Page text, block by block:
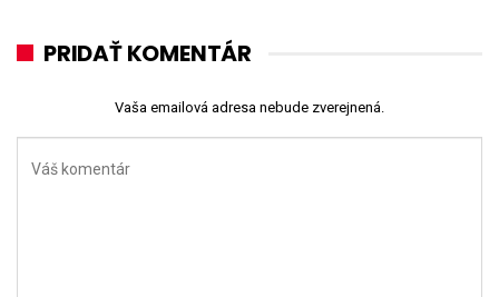
PRIDAŤ KOMENTÁR
Vaša emailová adresa nebude zverejnená.